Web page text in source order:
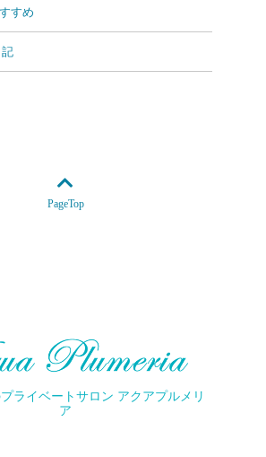
すめ
PageTop
ライベートサロン アクアプルメリ
ア